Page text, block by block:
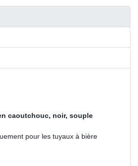
caoutchouc, noir, souple
pour les tuyaux à bière